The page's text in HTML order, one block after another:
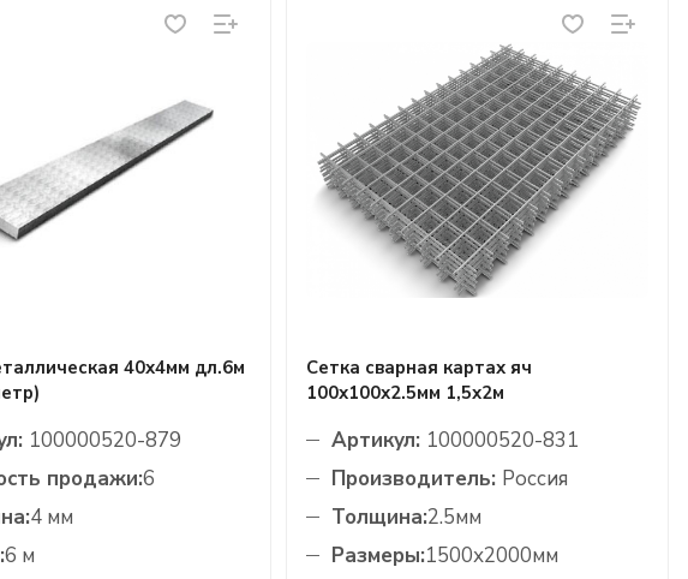
40х4мм дл.6м
100000520-879
продажи:6
4 мм
6 м
Сетка сварная картах яч
100х100х2.5мм 1,5х2м
Артикул: 100000520-831
Производитель: Россия
Толщина:2.5мм
Размеры:1500х2000мм